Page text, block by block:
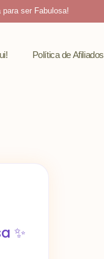
ser Fabulosa!
Política de Afiliados
✨